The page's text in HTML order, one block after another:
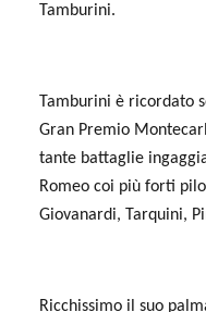
Tamburini.
Tamburini è ricordato
Gran Premio
tante battaglie
Romeo coi più forti
Giovanardi, Tarquini,
Ricchissimo il suo